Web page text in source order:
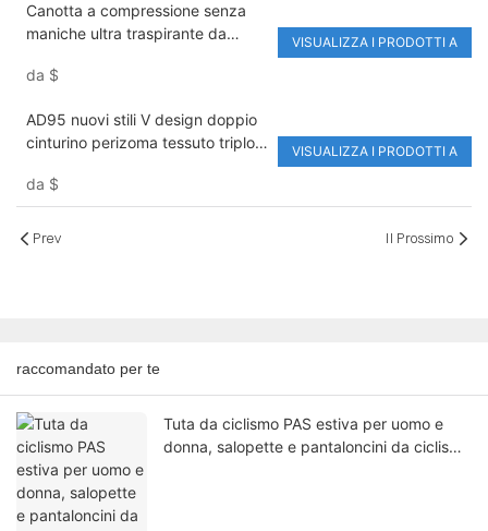
la spiaggia, il surf e
l'escursionismo.
Canotta a compressione senza
maniche ultra traspirante da
ottimali
da $
VISUALIZZA I PRODOTTI A
AD95 nuovi stili V design doppio
cinturino perizoma tessuto triplo
di alta qualità da corsa
da $
VISUALIZZA I PRODOTTI A
Prev Il Prossimo
raccomandato per te
Tuta da ciclismo PAS estiva per uomo e
donna, salopette e pantaloncini da ciclismo